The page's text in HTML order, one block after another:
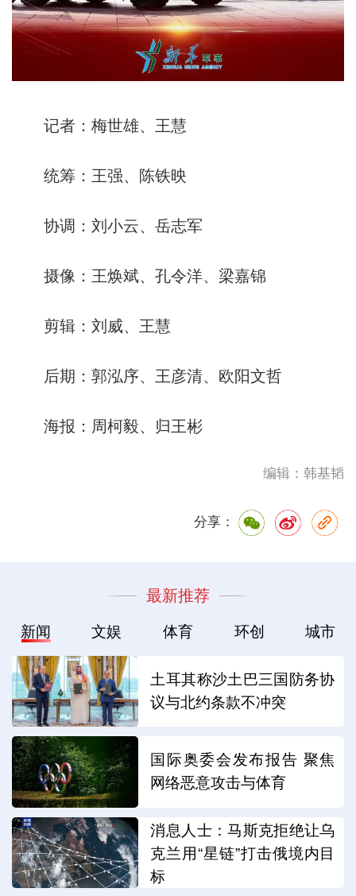
记者：梅世雄、王慧
统筹：王强、陈铁映
协调：刘小云、岳志军
摄像：王焕斌、孔令洋、梁嘉锦
剪辑：刘威、王慧
后期：郭泓序、王彦清、欧阳文哲
海报：周柯毅、归王彬
编辑：韩基韬
分享：
最新推荐
新闻 文娱 体育 环创 城市
土耳其称沙土巴三国防务协
议与北约条款不冲突
国际奥委会发布报告 聚焦
网络恶意攻击与体育
消息人士：马斯克拒绝让乌
克兰用“星链”打击俄境内目
标